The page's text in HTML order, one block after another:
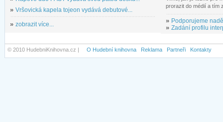
» Vršovická kapela tojeon vydává debutové...
» zobrazit více...
prorazit do médií a tím
» Podporujeme
» Zadání profilu
© 2010 HudebniKnihovna.cz | O Hudební knihovna Reklama Partneři Kontakty